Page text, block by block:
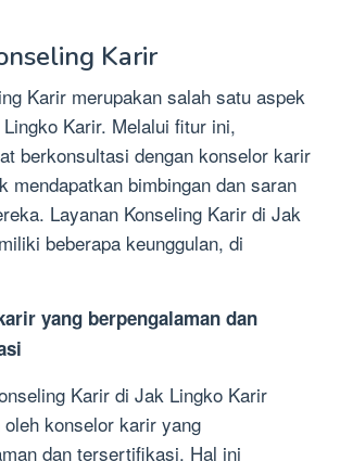
Karir
Karir merupakan salah satu aspek
Karir. Melalui fitur ini,
berkonsultasi dengan konselor karir
mendapatkan bimbingan dan saran
Layanan Konseling Karir di Jak
beberapa keunggulan, di
yang berpengalaman dan
Karir di Jak Lingko Karir
konselor karir yang
dan tersertifikasi. Hal ini